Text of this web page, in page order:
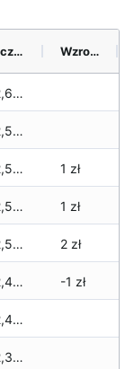
Łącznie Wzrost (28 dni)
42,605 zł
42,570 zł
42,535 zł 1 zł
42,500 zł 1 zł
42,500 zł 2 zł
42,400 zł -1 zł
42,400 zł
42,345 zł